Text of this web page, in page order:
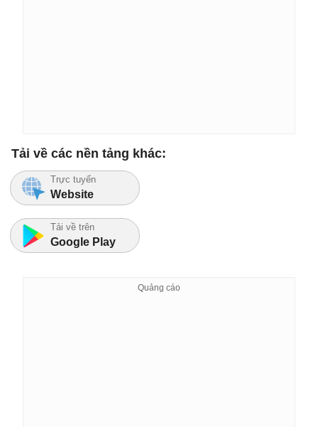
Tải về các nền tảng khác:
Trực tuyến
Website
Tải về trên
Google Play